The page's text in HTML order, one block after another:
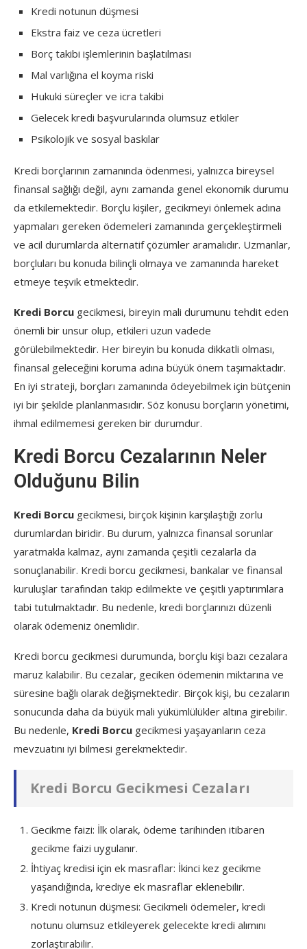
Kredi notunun düşmesi
Ekstra faiz ve ceza ücretleri
Borç takibi işlemlerinin başlatılması
Mal varlığına el koyma riski
Hukuki süreçler ve icra takibi
Gelecek kredi başvurularında olumsuz etkiler
Psikolojik ve sosyal baskılar
Kredi borçlarının zamanında ödenmesi, yalnızca bireysel
finansal sağlığı değil, aynı zamanda genel ekonomik durumu
da etkilemektedir. Borçlu kişiler, gecikmeyi önlemek adına
yapmaları gereken ödemeleri zamanında gerçekleştirmeli
ve acil durumlarda alternatif çözümler aramalıdır. Uzmanlar,
borçluları bu konuda bilinçli olmaya ve zamanında hareket
etmeye teşvik etmektedir.
Kredi Borcu gecikmesi, bireyin mali durumunu tehdit eden
önemli bir unsur olup, etkileri uzun vadede
görülebilmektedir. Her bireyin bu konuda dikkatli olması,
finansal geleceğini koruma adına büyük önem taşımaktadır.
En iyi strateji, borçları zamanında ödeyebilmek için bütçenin
iyi bir şekilde planlanmasıdır. Söz konusu borçların yönetimi,
ihmal edilmemesi gereken bir durumdur.
Kredi Borcu Cezalarının Neler
Olduğunu Bilin
Kredi Borcu gecikmesi, birçok kişinin karşılaştığı zorlu
durumlardan biridir. Bu durum, yalnızca finansal sorunlar
yaratmakla kalmaz, aynı zamanda çeşitli cezalarla da
sonuçlanabilir. Kredi borcu gecikmesi, bankalar ve finansal
kuruluşlar tarafından takip edilmekte ve çeşitli yaptırımlara
tabi tutulmaktadır. Bu nedenle, kredi borçlarınızı düzenli
olarak ödemeniz önemlidir.
Kredi borcu gecikmesi durumunda, borçlu kişi bazı cezalara
maruz kalabilir. Bu cezalar, geciken ödemenin miktarına ve
süresine bağlı olarak değişmektedir. Birçok kişi, bu cezaların
sonucunda daha da büyük mali yükümlülükler altına girebilir.
Bu nedenle, Kredi Borcu gecikmesi yaşayanların ceza
mevzuatını iyi bilmesi gerekmektedir.
Kredi Borcu Gecikmesi Cezaları
Gecikme faizi: İlk olarak, ödeme tarihinden itibaren
gecikme faizi uygulanır.
İhtiyaç kredisi için ek masraflar: İkinci kez gecikme
yaşandığında, krediye ek masraflar eklenebilir.
Kredi notunun düşmesi: Gecikmeli ödemeler, kredi
notunu olumsuz etkileyerek gelecekte kredi alımını
zorlaştırabilir.